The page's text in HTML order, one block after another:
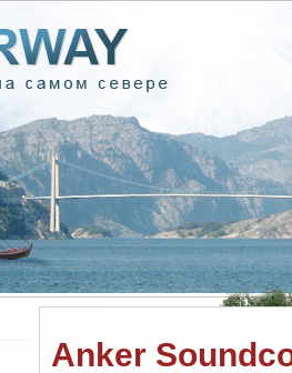
Anker